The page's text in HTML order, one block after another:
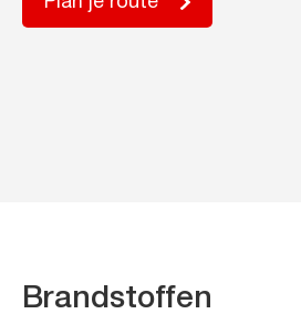
Brandstoffen